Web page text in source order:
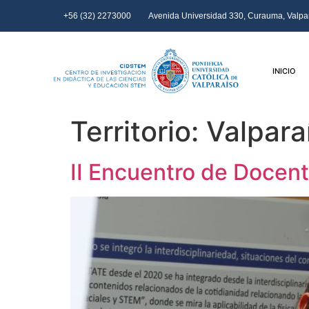
+56 (32) 2273000 Avenida Universidad 330, Curauma,
INICIO
Territorio:
II Encuentro de